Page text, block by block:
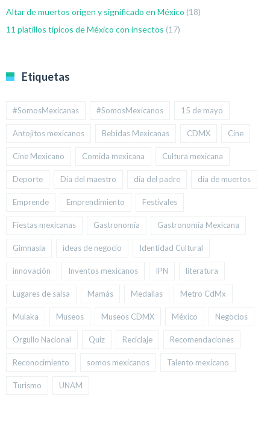
Altar de muertos origen y significado en México (18)
11 platillos típicos de México con insectos (17)
Etiquetas
#SomosMexicanas #SomosMexicanos 15 de mayo
Antojitos mexicanos Bebidas Mexicanas CDMX Cine
Cine Mexicano Comida mexicana Cultura mexicana
Deporte Día del maestro día del padre día de muertos
Emprende Emprendimiento Festivales
Fiestas mexicanas Gastronomía Gastronomía Mexicana
Gimnasia ideas de negocio Identidad Cultural
innovación Inventos mexicanos IPN literatura
Lugares de salsa Mamás Medallas Metro CdMx
Mulaka Museos Museos CDMX México Negocios
Orgullo Nacional Quiz Reciclaje Recomendaciones
Reconocimiento somos mexicanos Talento mexicano
Turismo UNAM